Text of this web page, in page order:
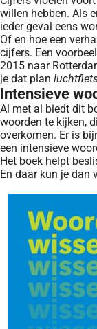
willen hebben. Als
ieder geval eens
Of en hoe een
cijfers. Een
2015 naar
je dat plan
Intensieve
Al met al biedt dit
woorden te kijken,
overkomen. Er is
een intensieve
Het boek helpt
En daar kun je dan